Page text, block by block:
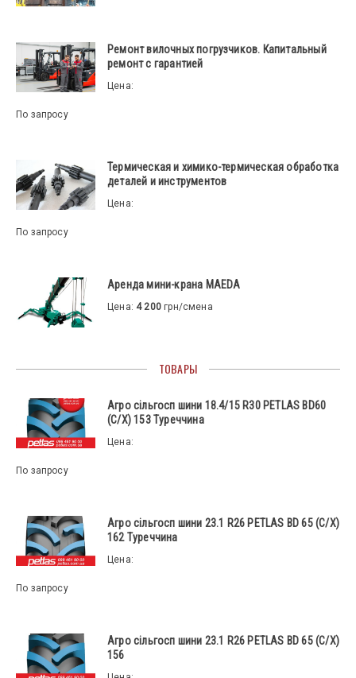
Ремонт вилочных погрузчиков. Капитальный
ремонт с гарантией
Цена:
По запросу
Термическая и химико-термическая обработка
деталей и инструментов
Цена:
По запросу
Аренда мини-крана MAEDA
Цена: 4 200 грн/смена
ТОВАРЫ
Агро сільгосп шини 18.4/15 R30 PETLAS BD60
(С/Х) 153 Туреччина
Цена:
По запросу
Агро сільгосп шини 23.1 R26 PETLAS BD 65 (С/Х)
162 Туреччина
Цена:
По запросу
Агро сільгосп шини 23.1 R26 PETLAS BD 65 (С/Х)
156